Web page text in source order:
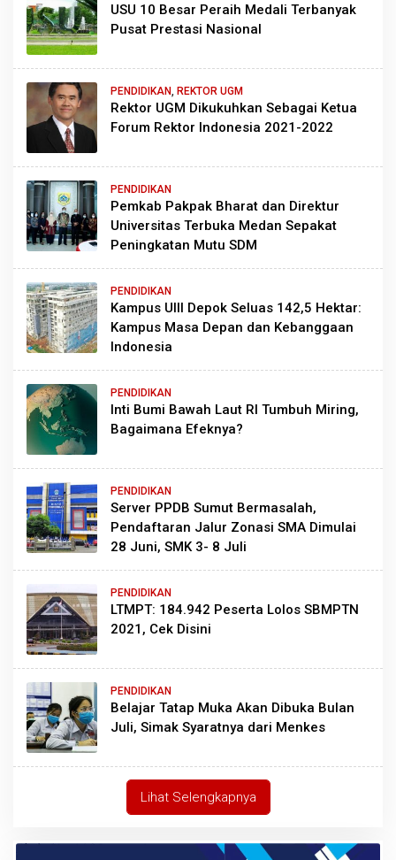
USU 10 Besar Peraih Medali Terbanyak
Pusat Prestasi Nasional
PENDIDIKAN REKTOR UGM
Rektor UGM Dikukuhkan Sebagai Ketua
Forum Rektor Indonesia 2021-2022
PENDIDIKAN
Pemkab Pakpak Bharat dan Direktur
Universitas Terbuka Medan Sepakat
Peningkatan Mutu SDM
PENDIDIKAN
Kampus UIII Depok Seluas 142,5 Hektar:
Kampus Masa Depan dan Kebanggaan
Indonesia
PENDIDIKAN
Inti Bumi Bawah Laut RI Tumbuh Miring,
Bagaimana Efeknya?
PENDIDIKAN
Server PPDB Sumut Bermasalah,
Pendaftaran Jalur Zonasi SMA Dimulai
28 Juni, SMK 3- 8 Juli
PENDIDIKAN
LTMPT: 184.942 Peserta Lolos SBMPTN
2021, Cek Disini
PENDIDIKAN
Belajar Tatap Muka Akan Dibuka Bulan
Juli, Simak Syaratnya dari Menkes
Lihat Selengkapnya